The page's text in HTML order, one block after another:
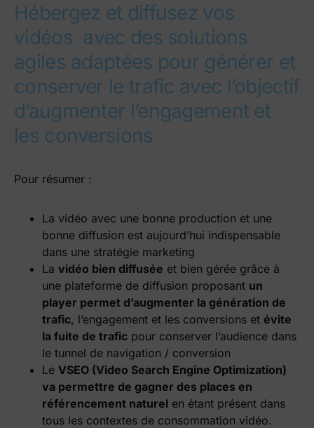
Hébergez et diffusez vos
vidéos avec des solutions
agiles adaptées pour générer et
conserver le trafic avec l’objectif
d’augmenter l’engagement et
les conversions
Pour résumer :
La vidéo avec une bonne production et une
bonne diffusion est aujourd’hui indispensable
dans une stratégie marketing
La vidéo bien diffusée et bien gérée grâce à
une plateforme de diffusion proposant un
player permet d’augmenter la génération de
trafic, l’engagement et les conversions et évite
la fuite de trafic pour conserver l’audience dans
le tunnel de navigation / conversion
Le VSEO (Video Search Engine Optimization)
va permettre de gagner des places en
référencement naturel en étant présent dans
tous les contextes de consommation vidéo.